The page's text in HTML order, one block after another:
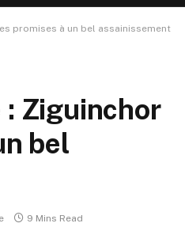
promises à un bel assainissement
: Ziguinchor
bel
9 Mins Read